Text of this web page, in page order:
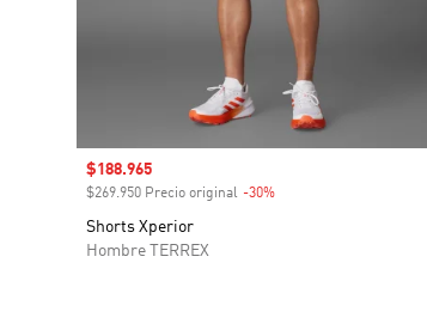
Precio de venta
$188.965
$269.950 Precio original -30%
Shorts Xperior
Hombre TERREX